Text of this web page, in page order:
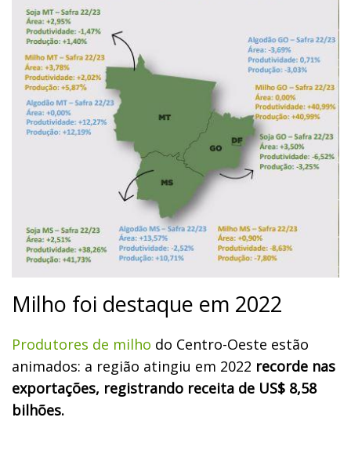
Milho foi destaque em 2022
Produtores de milho do Centro-Oeste estão
animados: a região atingiu em 2022 recorde nas
exportações, registrando receita de US$ 8,58
bilhões.